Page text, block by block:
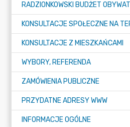
KONSULTACJE Z MIESZKAŃCAMI
WYBORY, REFERENDA
ZAMÓWIENIA PUBLICZNE
PRZYDATNE ADRESY WWW
INFORMACJE OGÓLNE